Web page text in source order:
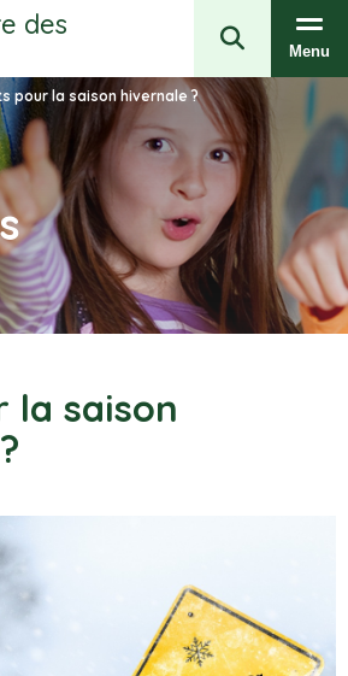
des
Menu
pour la saison hivernale ?
la saison